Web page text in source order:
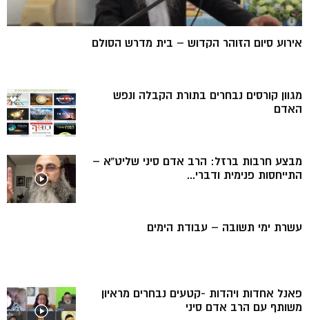
אירוע סיום הזוהר הקדוש – בית מדרש הסולם
מגוון קורסים נבחרים בתורת הקבלה ונפש
האדם
מבצע חרבות ברזל: הרב אדם סיני שליט”א –
התייחסות פנימית ודברי...
עשרת ימי תשובה – עבודת הימים
פאנל אחדות ויהדות -קטעים נבחרים מראיון
משותף עם הרב אדם סיני